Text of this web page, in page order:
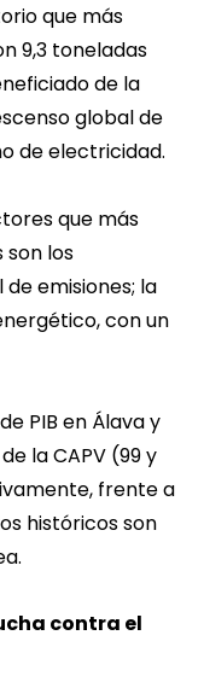
que más
9,3 toneladas
de la
global de
de electricidad.
que más
los
emisiones; la
con un
PIB en Álava y
la CAPV (99 y
frente a
históricos son
contra el